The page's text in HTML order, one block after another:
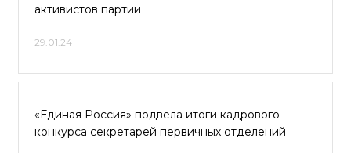
активистов партии
29.01.24
«Единая Россия» подвела итоги кадрового
конкурса секретарей первичных отделений